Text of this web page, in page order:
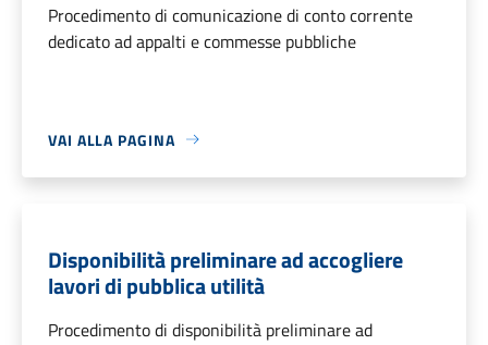
Procedimento di comunicazione di conto corrente
dedicato ad appalti e commesse pubbliche
VAI ALLA PAGINA
Disponibilità preliminare ad accogliere
lavori di pubblica utilità
Procedimento di disponibilità preliminare ad